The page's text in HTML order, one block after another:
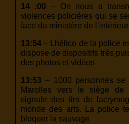
14 :00 – On nous a
violences policières qui se
face du ministère de l’intérieur
13:54 – Lhélico de la police
dispose de dispositifs très
des photos et vidéos
13:53 – 1000 personnes se
Marolles vers le siège
signale des tirs de
monde des arts. La police
bloquer la sauvage